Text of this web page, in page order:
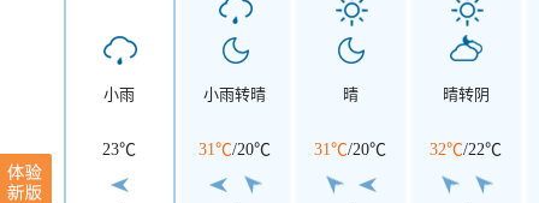
小雨
23℃
小雨转晴
31℃/20℃
晴
31℃/20℃
晴转阴
32℃/22℃